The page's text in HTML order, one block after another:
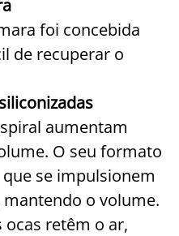
foi concebida
de recuperar o
aumentam
O seu formato
se impulsionem
o volume.
ocas retêm o ar,